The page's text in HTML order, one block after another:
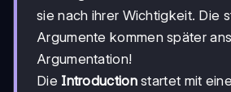
sie nach ihrer Wichtigkeit. Die
Argumente kommen später
Argumentation!
Die Introductionstartet mit